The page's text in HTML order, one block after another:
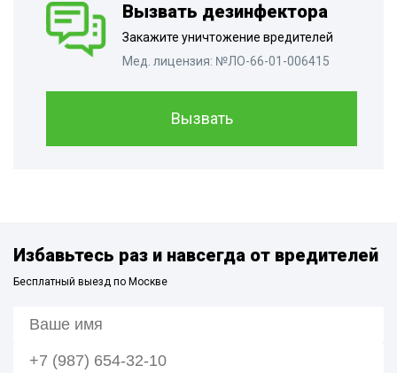
Вызвать дезинфектора
Закажите уничтожение вредителей
Мед. лицензия: №ЛО-66-01-006415
Вызвать
Избавьтесь раз и навсегда от вредителей
Бесплатный выезд по Москве